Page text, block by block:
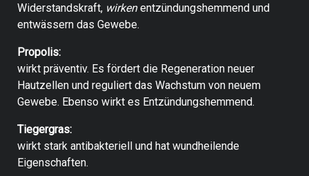
Widerstandskraft, wirkenentzündungshemmend und
entwässern das Gewebe.
Propolis:
wirkt präventiv. Es fördert die Regeneration neuer
Hautzellen und reguliert das Wachstum von neuem
Gewebe. Ebenso wirkt es Entzündungshemmend.
Tiegergras:
wirkt stark antibakteriell und hat wundheilende
Eigenschaften.